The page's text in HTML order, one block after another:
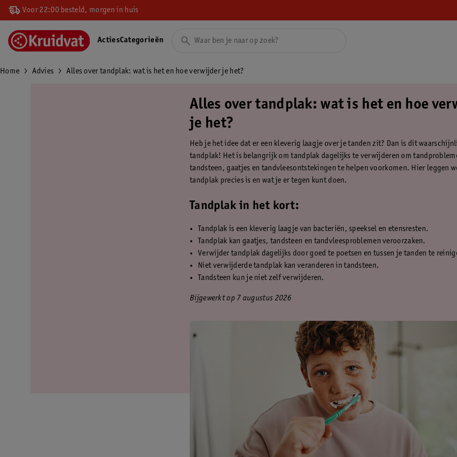
Voor 22:00 besteld, morgen in huis
ActiesCategorieën
Home Advies Alles over tandplak: wat is het en hoe verwijder je het?
Alles over tandplak: wat is het en hoe
je het?
Heb je het idee dat er een kleverig laagje over je tanden zit? Dan is dit
tandplak! Het is belangrijk om tandplak dagelijks te verwijderen om
tandsteen, gaatjes en tandvleesontstekingen te helpen voorkomen. Hier leggen
tandplak precies is en wat je er tegen kunt doen.
Tandplak in het kort:
Tandplak is een kleverig laagje van bacteriën, speeksel en etensresten.
Tandplak kan gaatjes, tandsteen en tandvleesproblemen veroorzaken.
Verwijder tandplak dagelijks door goed te poetsen en tussen je tanden te
Niet verwijderde tandplak kan veranderen in tandsteen.
Tandsteen kun je niet zelf verwijderen.
Bijgewerkt op 7 augustus 2026